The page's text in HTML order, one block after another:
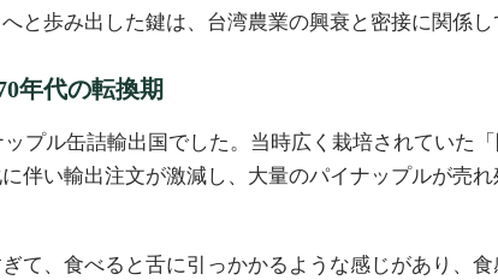
と歩み出した鍵は、台湾農業の興衰と密接に関係し
年代の転換期
プル缶詰輸出国でした。当時広く栽培されていた
伴い輸出注文が激減し、大量のパイナップルが売
て、食べると舌に引っかかるような感じがあり